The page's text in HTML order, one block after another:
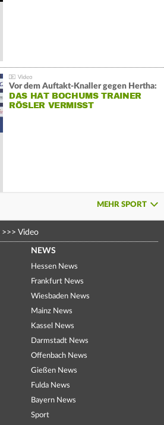
Vor dem Auftakt-Knaller gegen Hertha:
DAS HAT BOCHUMS TRAINER
RÖSLER VERMISST
MEHR SPORT
>>> Video
NEWS
Hessen News
Frankfurt News
Wiesbaden News
Mainz News
Kassel News
Darmstadt News
Offenbach News
Gießen News
Fulda News
Bayern News
Sport